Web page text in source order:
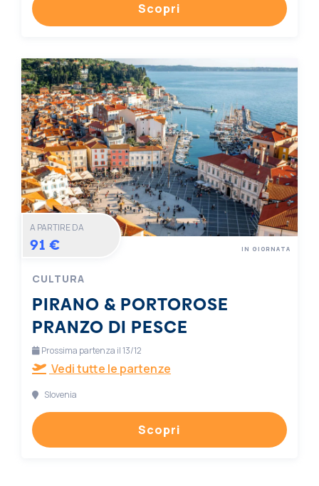
Scopri
A PARTIRE DA
91 €
CULTURA
PIRANO & PORTOROSE
PRANZO DI PESCE
IN GIORNATA
Prossima partenza il 13/12
Vedi tutte le partenze
Slovenia
Scopri